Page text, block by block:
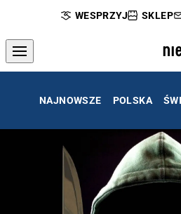
WESPRZYJ SKLEP
NAJNOWSZE POLSKA